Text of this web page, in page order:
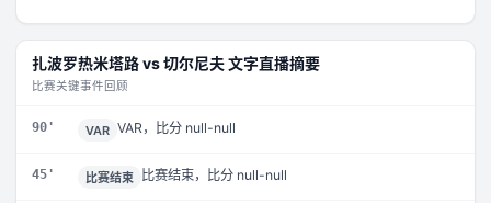
扎波罗热米塔路vs切尔尼夫文字直播摘要
比赛关键事件回顾
90' VAR VAR，比分 null-null
45' 比赛结束 比赛结束，比分 null-null